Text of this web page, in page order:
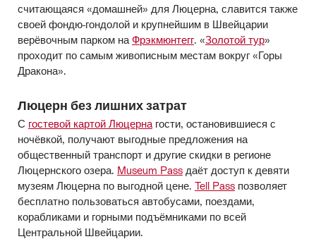
считающаяся «домашней» для Люцерна, славится также
своей фондю-гондолой и крупнейшим в Швейцарии
верёвочным парком на Фрэкмюнтегг. «Золотой тур»
проходит по самым живописным местам вокруг «Горы
Дракона».
Люцерн без лишних затрат
С гостевой картой Люцерна гости, остановившиеся с
ночёвкой, получают выгодные предложения на
общественный транспорт и другие скидки в регионе
Люцернского озера. Museum Pass даёт доступ к девяти
музеям Люцерна по выгодной цене. Tell Pass позволяет
бесплатно пользоваться автобусами, поездами,
корабликами и горными подъёмниками по всей
Центральной Швейцарии.